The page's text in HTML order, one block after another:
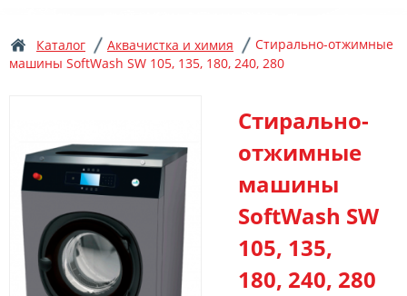
Каталог Аквачистка и химия
Стирально-отжимные
машины SoftWash SW 105, 135, 180, 240, 280
Стирально-
отжимные
машины
SoftWash SW
105, 135,
180, 240, 280